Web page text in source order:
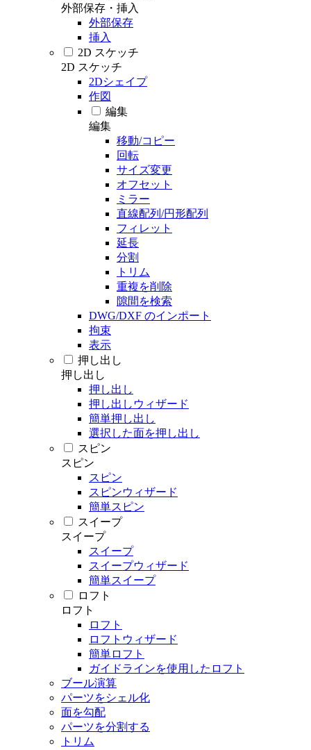
外部保存・挿入
外部保存
挿入
2D スケッチ
2D スケッチ
2Dシェイプ
作図
編集
編集
移動/コピー
回転
サイズ変更
オフセット
ミラー
直線配列/円形配列
フィレット
延長
分割
トリム
重複を削除
隙間を検索
DWG/DXF のインポート
拘束
表示
押し出し
押し出し
押し出し
押し出しウィザード
簡単押し出し
選択した面を押し出し
スピン
スピン
スピン
スピンウィザード
簡単スピン
スイープ
スイープ
スイープ
スイープウィザード
簡単スイープ
ロフト
ロフト
ロフト
ロフトウィザード
簡単ロフト
ガイドラインを使用したロフト
ブール演算
パーツをシェル化
面を勾配
パーツを分割する
トリム